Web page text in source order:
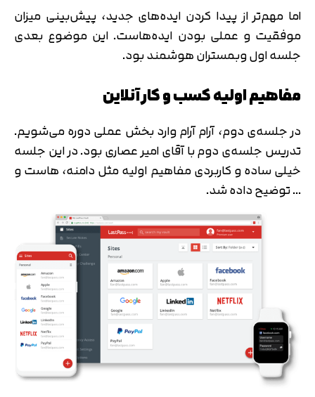
اما مهم‌تر از پیدا کردن ایده‌های جدید، پیش‌بینی میزان
موفقیت و عملی بودن ایده‌هاست. این موضوع بعدی
جلسه اول وبمستران هوشمند بود.
مفاهیم اولیه کسب و کار آنلاین
در جلسه‌ی دوم، آرام آرام وارد بخش عملی دوره می‌شویم.
تدریس جلسه‌ی دوم با آقای امیر عصاری بود. در این جلسه
خیلی ساده و کاربردی مفاهیم اولیه مثل دامنه، هاست و
… توضیح داده شد.
تایید کد
تایید کد
متوجه شدم